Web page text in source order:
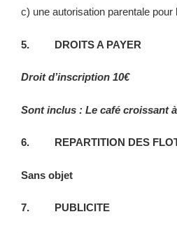
c) une autorisation parentale pour
5. DROITS A PAYER
Droit d’inscription 10€
Sont inclus : Le café croissant
6. REPARTITION DES
Sans objet
7. PUBLICITE